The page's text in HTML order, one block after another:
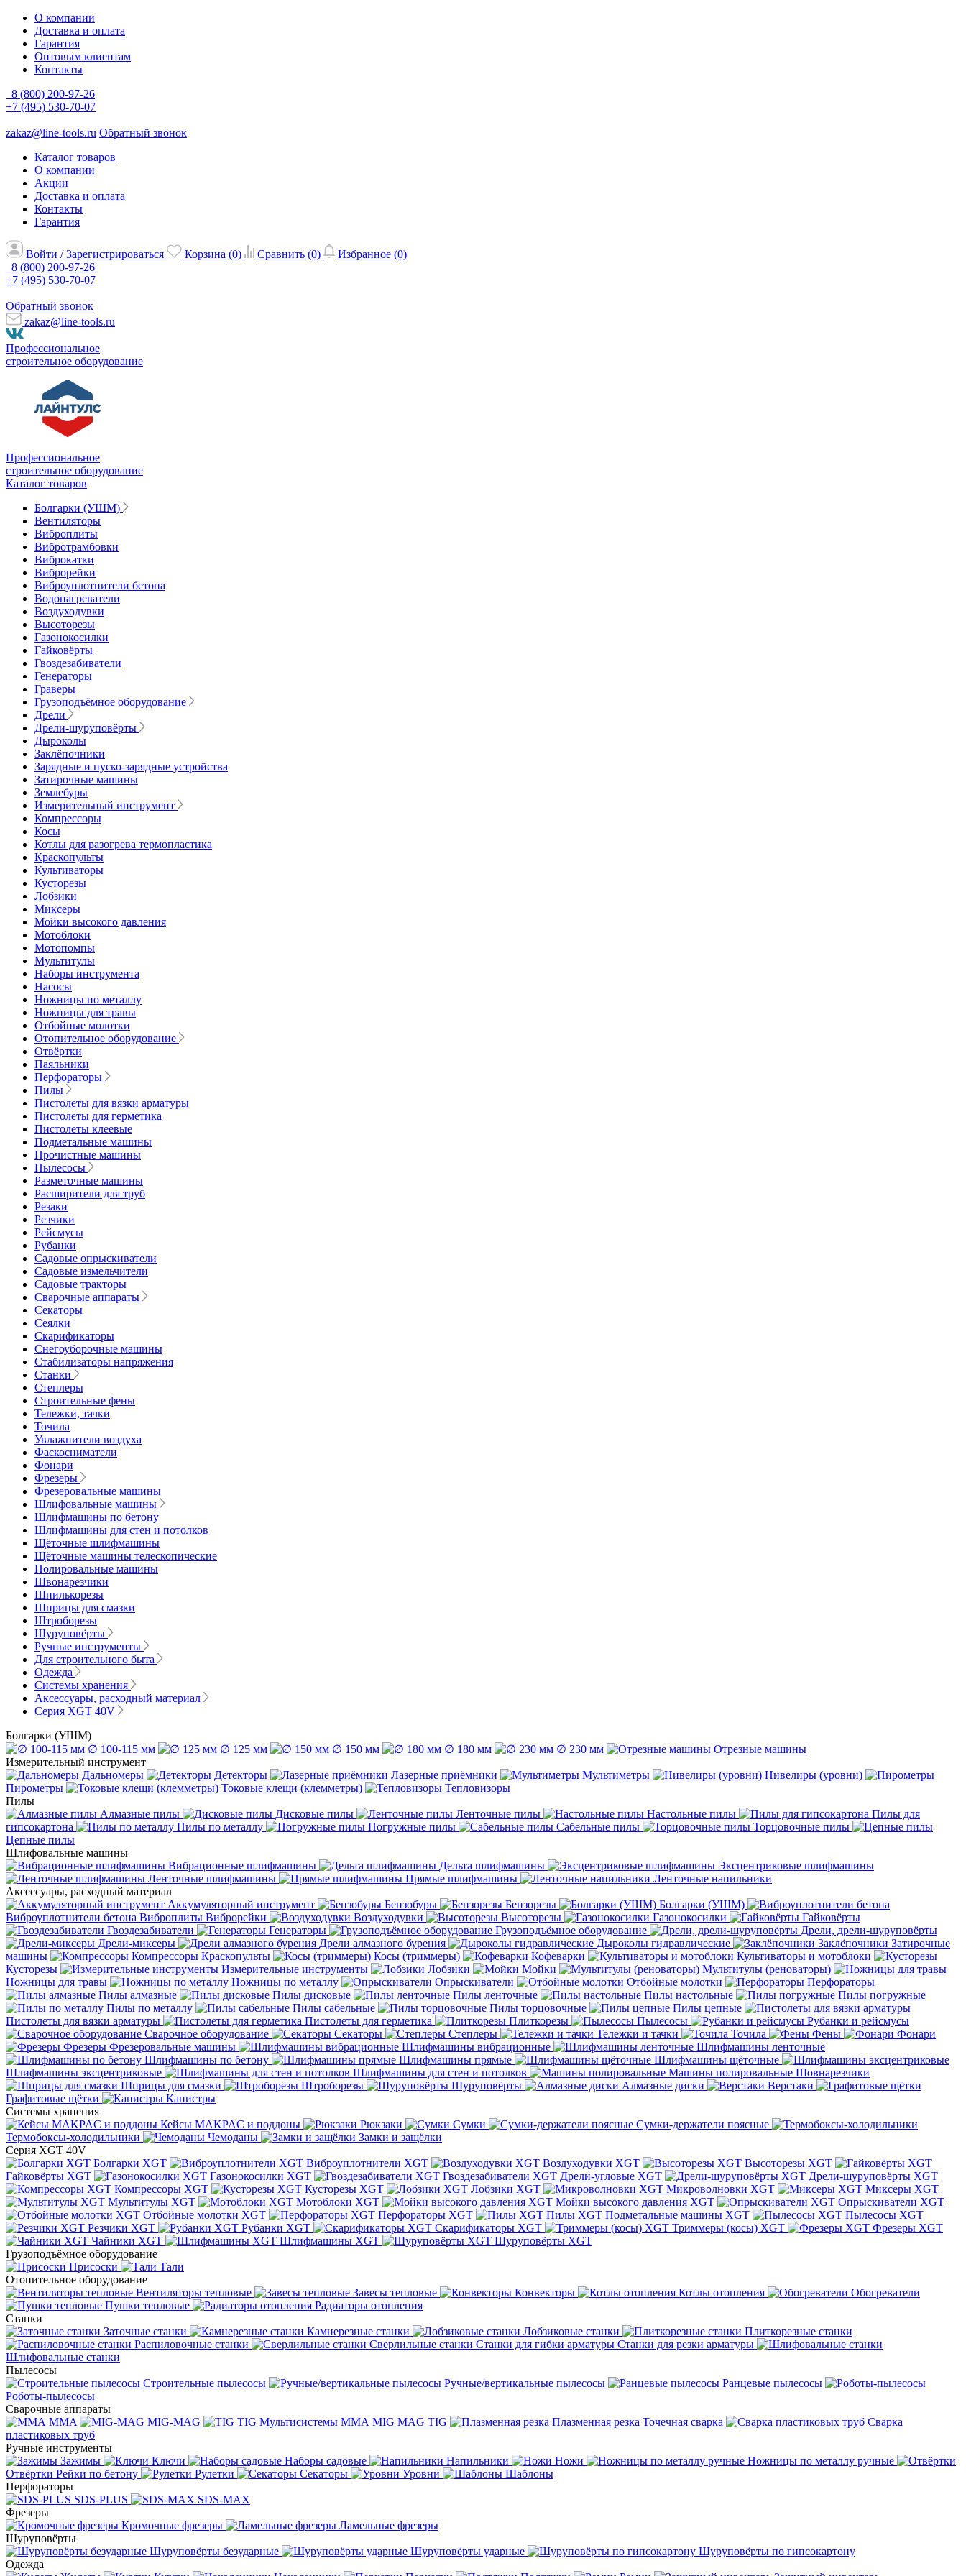
О компании
Доставка и оплата
Гарантия
Оптовым клиентам
Контакты
8 (800) 200-97-26
+7 (495) 530-70-07
zakaz@line-tools.ru Обратный звонок
Каталог товаров
О компании
Акции
Доставка и оплата
Контакты
Гарантия
Войти / Зарегистрироваться Корзина (0) Сравнить (0) Избранное (0)
8 (800) 200-97-26
+7 (495) 530-70-07
Обратный звонок
zakaz@line-tools.ru
Профессиональное
строительное оборудование
Профессиональное
строительное оборудование
Каталог товаров
Болгарки (УШМ)
Вентиляторы
Виброплиты
Вибротрамбовки
Виброкатки
Виброрейки
Виброуплотнители бетона
Водонагреватели
Воздуходувки
Высоторезы
Газонокосилки
Гайковёрты
Гвоздезабиватели
Генераторы
Граверы
Грузоподъёмное оборудование
Дрели
Дрели-шуруповёрты
Дыроколы
Заклёпочники
Зарядные и пуско-зарядные устройства
Затирочные машины
Землебуры
Измерительный инструмент
Компрессоры
Косы
Котлы для разогрева термопластика
Краскопульты
Культиваторы
Кусторезы
Лобзики
Миксеры
Мойки высокого давления
Мотоблоки
Мотопомпы
Мультитулы
Наборы инструмента
Насосы
Ножницы по металлу
Ножницы для травы
Отбойные молотки
Отопительное оборудование
Отвёртки
Паяльники
Перфораторы
Пилы
Пистолеты для вязки арматуры
Пистолеты для герметика
Пистолеты клеевые
Подметальные машины
Прочистные машины
Пылесосы
Разметочные машины
Расширители для труб
Резаки
Резчики
Рейсмусы
Рубанки
Садовые опрыскиватели
Садовые измельчители
Садовые тракторы
Сварочные аппараты
Секаторы
Сеялки
Скарификаторы
Снегоуборочные машины
Стабилизаторы напряжения
Станки
Степлеры
Строительные фены
Тележки, тачки
Точила
Увлажнители воздуха
Фаскосниматели
Фонари
Фрезеры
Фрезеровальные машины
Шлифовальные машины
Шлифмашины по бетону
Шлифмашины для стен и потолков
Щёточные шлифмашины
Щёточные машины телескопические
Полировальные машины
Швонарезчики
Шпилькорезы
Шприцы для смазки
Штроборезы
Шуруповёрты
Ручные инструменты
Для строительного быта
Одежда
Системы хранения
Аксессуары, расходный материал
Серия XGT 40V
Болгарки (УШМ)
∅ 100-115 мм
∅ 125 мм ∅ 150 мм ∅ 180 мм ∅ 230 мм
Отрезные машины
Измерительный инструмент
Дальномеры
Детекторы Лазерные приёмники Мультиметры
Нивелиры (уровни)
Пирометры
Токовые клещи (клемметры)
Тепловизоры
Пилы
Алмазные пилы
Дисковые пилы Ленточные пилы Настольные пилы
Пилы для
гипсокартона
Пилы по металлу Погружные пилы Сабельные пилы
Торцовочные пилы
Цепные пилы
Шлифовальные машины
Вибрационные шлифмашины
Дельта шлифмашины
Эксцентриковые шлифмашины
Ленточные шлифмашины
Прямые шлифмашины
Ленточные напильники
Аксессуары, расходный материал
Аккумуляторный инструмент
Бензобуры Бензорезы
Болгарки (УШМ)
Виброуплотнители бетона Виброплиты Виброрейки Воздуходувки Высоторезы Газонокосилки
Гайковёрты
Гвоздезабиватели
Генераторы Грузоподъёмное оборудование
Дрели, дрели-шуруповёрты
Дрели-миксеры
Дрели алмазного бурения Дыроколы гидравлические Заклёпочники Затирочные
машины
Компрессоры Краскопульты Косы (триммеры) Кофеварки
Культиваторы и мотоблоки
Кусторезы
Измерительные инструменты Лобзики Мойки
Мультитулы (реноваторы)
Ножницы для травы
Ножницы по металлу Опрыскиватели Отбойные молотки
Перфораторы
Пилы алмазные
Пилы дисковые Пилы ленточные Пилы настольные
Пилы погружные
Пилы по металлу
Пилы сабельные Пилы торцовочные
Пилы цепные
Пистолеты для вязки арматуры
Пистолеты для герметика Плиткорезы Пылесосы
Рубанки и рейсмусы
Сварочное оборудование
Секаторы Степлеры Тележки и тачки Точила Фены
Фонари
Фрезеры Фрезеровальные машины Шлифмашины вибрационные
Шлифмашины ленточные
Шлифмашины по бетону
Шлифмашины прямые
Шлифмашины щёточные
Шлифмашины эксцентриковые
Шлифмашины для стен и потолков Машины полировальные Шовнарезчики
Шприцы для смазки
Штроборезы Шуруповёрты Алмазные диски
Верстаки
Графитовые щётки
Канистры
Системы хранения
Кейсы MAKPAC и поддоны
Рюкзаки Сумки
Сумки-держатели поясные
Термобоксы-холодильники
Чемоданы
Замки и защёлки
Серия XGT 40V
Болгарки XGT
Виброуплотнители XGT Воздуходувки XGT
Высоторезы XGT
Гайковёрты XGT
Газонокосилки XGT Гвоздезабиватели XGT Дрели-угловые XGT
Дрели-шуруповёрты XGT
Компрессоры XGT
Кусторезы XGT Лобзики XGT Микроволновки XGT
Миксеры XGT
Мультитулы XGT
Мотоблоки XGT Мойки высокого давления XGT
Опрыскиватели XGT
Отбойные молотки XGT
Перфораторы XGT Пилы XGT Подметальные машины XGT
Пылесосы XGT
Резчики XGT
Рубанки XGT Скарификаторы XGT Триммеры (косы) XGT
Фрезеры XGT
Чайники XGT
Шлифмашины XGT
Шуруповёрты XGT
Грузоподъёмное оборудование
Присоски
Тали
Отопительное оборудование
Вентиляторы тепловые
Завесы тепловые Конвекторы Котлы отопления
Обогреватели
Пушки тепловые
Радиаторы отопления
Станки
Заточные станки
Камнерезные станки Лобзиковые станки
Плиткорезные станки
Распиловочные станки
Сверлильные станки Станки для гибки арматуры Станки для резки арматуры
Шлифовальные станки
Пылесосы
Строительные пылесосы
Ручные/вертикальные пылесосы
Ранцевые пылесосы
Роботы-пылесосы
Сварочные аппараты
MMA
MIG-MAG TIG Мультисистемы ММА MIG MAG TIG Плазменная резка Точечная сварка
Cварка
пластиковых труб
Ручные инструменты
Зажимы
Ключи Наборы садовые Напильники Ножи
Ножницы по металлу ручные
Отвёртки Рейки по бетону Рулетки Секаторы Уровни
Шаблоны
Перфораторы
SDS-PLUS
SDS-MAX
Фрезеры
Кромочные фрезеры
Ламельные фрезеры
Шуруповёрты
Шуруповёрты безударные
Шуруповёрты ударные
Шуруповёрты по гипсокартону
Одежда